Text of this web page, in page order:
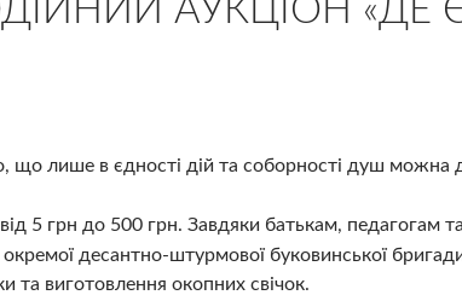
АУКЦІОН «ДЕ
що лише в єдності дій та соборності душ можна
від 5 грн до 500 грн. Завдяки батькам, педагогам
десантно-штурмової буковинської
та виготовлення окопних свічок.